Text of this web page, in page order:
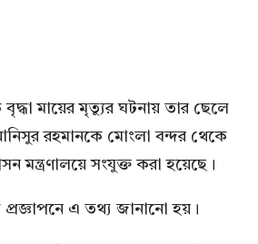
মায়ের মৃত্যুর ঘটনায় তার ছেলে
রহমানকে মোংলা বন্দর থেকে
মন্ত্রণালয়ে সংযুক্ত করা হয়েছে।
প্রজ্ঞাপনে এ তথ্য জানানো হয়।